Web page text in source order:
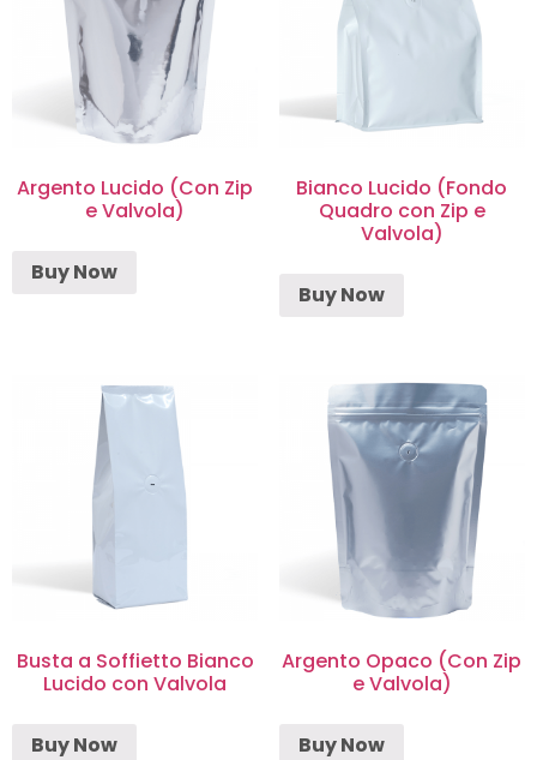
Argento Lucido (Con Zip
e Valvola)
Buy Now
Bianco Lucido (Fondo
Quadro con Zip e
Valvola)
Buy Now
Busta a Soffietto Bianco
Lucido con Valvola
Buy Now
Argento Opaco (Con Zip
e Valvola)
Buy Now